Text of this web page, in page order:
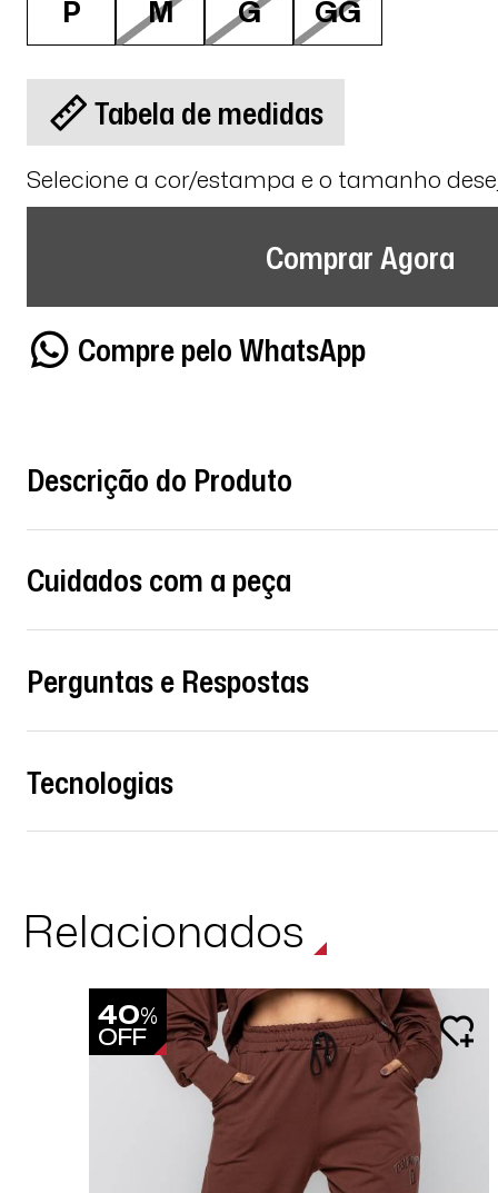
P M G GG
Tabela de medidas
Selecione a cor/estampa e o tamanho
Comprar Agora
Compre pelo WhatsApp
Descrição do Produto
Cuidados com a peça
Perguntas e Respostas
Tecnologias
Relacionados
40%
OFF